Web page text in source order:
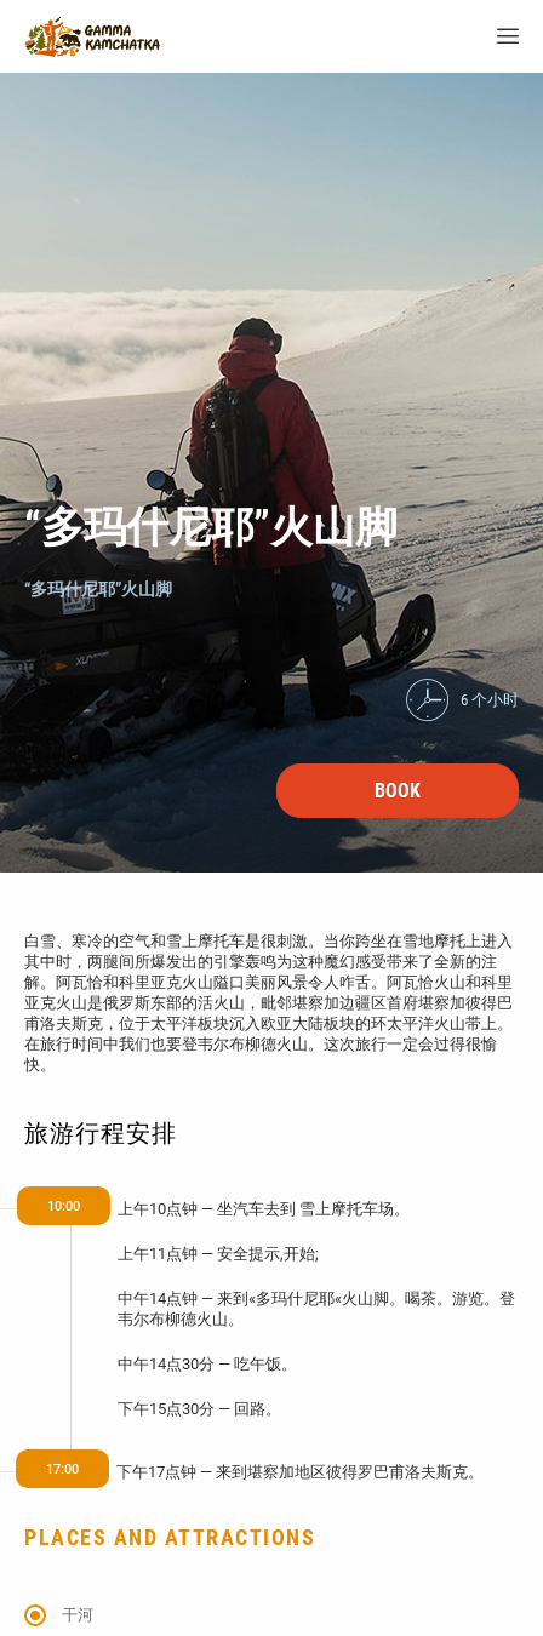
“多玛什尼耶”火山脚
“多玛什尼耶”火山脚
6 个小时
BOOK
白雪、寒冷的空气和雪上摩托车是很刺激。当你跨坐在雪地摩托上进入
其中时，两腿间所爆发出的引擎轰鸣为这种魔幻感受带来了全新的注
解。阿瓦恰和科里亚克火山隘口美丽风景令人咋舌。阿瓦恰火山和科里
亚克火山是俄罗斯东部的活火山，毗邻堪察加边疆区首府堪察加彼得巴
甫洛夫斯克，位于太平洋板块沉入欧亚大陆板块的环太平洋火山带上。
在旅行时间中我们也要登韦尔布柳德火山。这次旅行一定会过得很愉
快。
旅游行程安排
10:00 上午10点钟 — 坐汽车去到 雪上摩托车场。
上午11 点钟 — 安全提示,开始;
中午14点钟 — 来到 «多玛什尼耶«火 山脚。 喝茶。 游览。 登
韦尔布柳德火 山。
中午14点30分 — 吃午饭。
下午15点30分 — 回 路。
17:00 下午17点钟 — 来到 堪察加地区彼得罗巴甫洛夫斯克。
PLACES AND ATTRACTIONS
干河